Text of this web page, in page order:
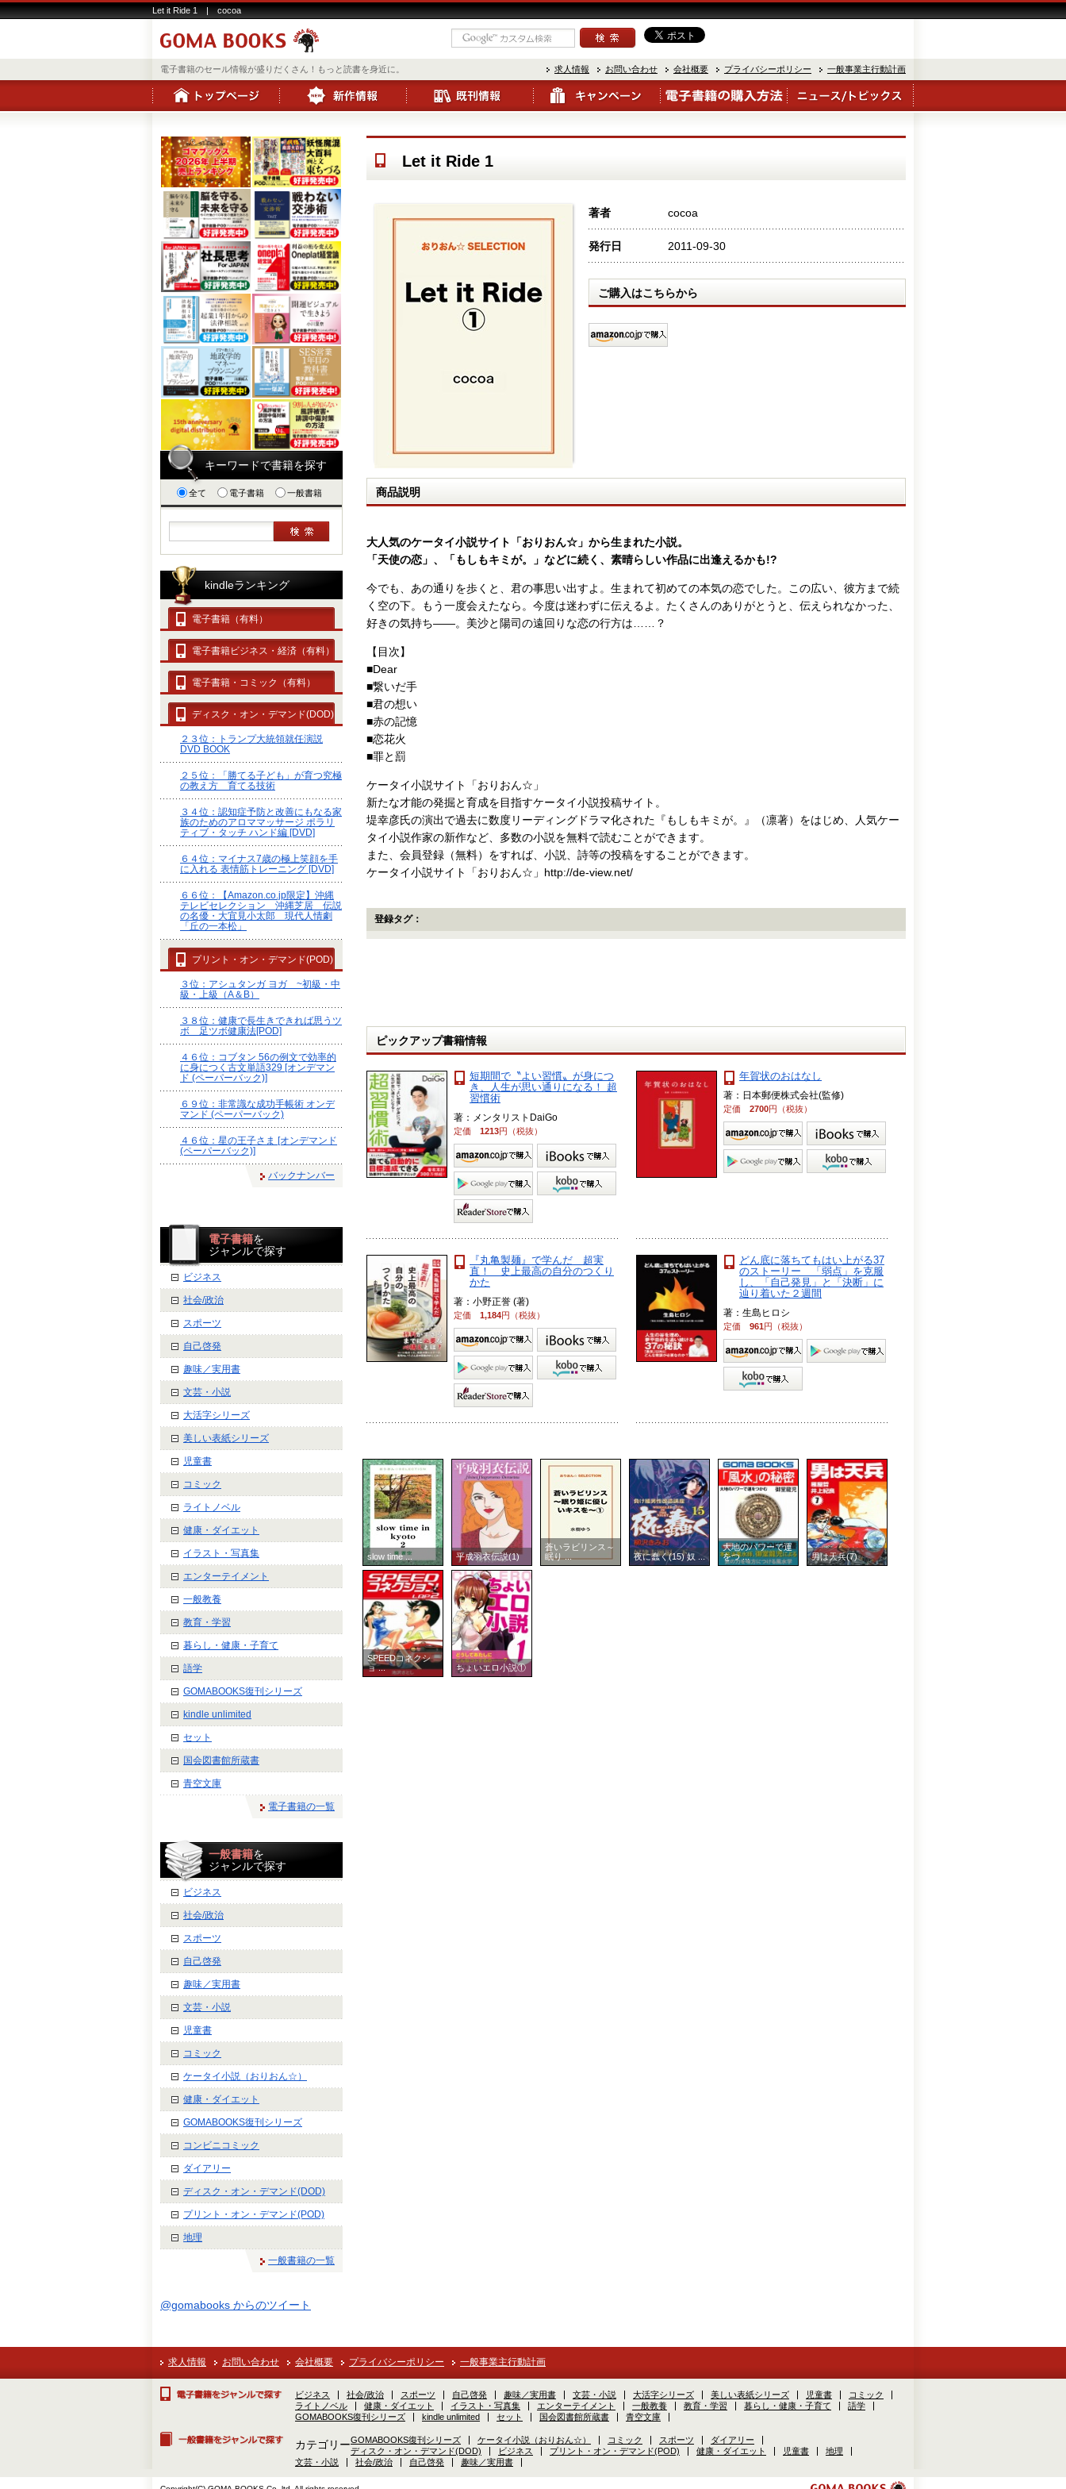
Let it Ride 1 | cocoa
電子書籍のセール情報が盛りだくさん！もっと読書を身近に。 求人情報 お問い合わせ 会社概要 プライバシーポリシー 一般事業主行動計画
Let it Ride 1
著者 cocoa
発行日 2011-09-30
ご購入はこちらから
商品説明
大人気のケータイ小説サイト「おりおん☆」から生まれた小説。
「天使の恋」、「もしもキミが。」などに続く、素晴らしい作品に出逢えるかも!?
今でも、あの通りを歩くと、君の事思い出すよ。生まれて初めての本気の恋でした。この広い、彼方まで続
く空の下。もう一度会えたなら。今度は迷わずに伝えるよ。たくさんのありがとうと、伝えられなかった、
好きの気持ち――。美沙と陽司の遠回りな恋の行方は……？
【目次】
■Dear
■繋いだ手
■君の想い
■赤の記憶
■恋花火
■罪と罰
ケータイ小説サイト「おりおん☆」
新たな才能の発掘と育成を目指すケータイ小説投稿サイト。
堤幸彦氏の演出で過去に数度リーディングドラマ化された『もしもキミが。』（凛著）をはじめ、人気ケー
タイ小説作家の新作など、多数の小説を無料で読むことができます。
また、会員登録（無料）をすれば、小説、詩等の投稿をすることができます。
ケータイ小説サイト「おりおん☆」http://de-view.net/
登録タグ：
ピックアップ書籍情報
短期間で〝よい習慣〟が身につ
き、人生が思い通りになる！ 超
習慣術
著：メンタリストDaiGo
定価 1213円（税抜）
年賀状のおはなし
著：日本郵便株式会社(監修)
定価 2700円（税抜）
『丸亀製麺』で学んだ 超実
直！ 史上最高の自分のつくり
かた
著：小野正誉 (著)
定価 1,184円（税抜）
どん底に落ちてもはい上がる37
のストーリー 「弱点」を克服
し、「自己発見」と「決断」に
辿り着いた２週間
著：生島ヒロシ
定価 961円（税抜）
キーワードで書籍を探す
全て 電子書籍 一般書籍
kindleランキング
電子書籍（有料）
電子書籍ビジネス・経済（有料）
電子書籍・コミック（有料）
ディスク・オン・デマンド(DOD)
２３位：トランプ大統領就任演説
DVD BOOK
２５位：「勝てる子ども」が育つ究極
の教え方 育てる技術
３４位：認知症予防と改善にもなる家
族のためのアロママッサージ ポラリ
ティブ・タッチ ハンド編 [DVD]
６４位：マイナス7歳の極上笑顔を手
に入れる 表情筋トレーニング [DVD]
６６位：【Amazon.co.jp限定】沖縄
テレビセレクション 沖縄芝居 伝説
の名優・大宜見小太郎 現代人情劇
「丘の一本松」
プリント・オン・デマンド(POD)
３位：アシュタンガ ヨガ ~初級・中
級・上級（A＆B）
３８位：健康で長生きできれば思うツ
ボ 足ツボ健康法[POD]
４６位：コブタン 56の例文で効率的
に身につく古文単語329 [オンデマン
ド (ペーパーバック)]
６９位：非常識な成功手帳術 オンデ
マンド (ペーパーバック)
４６位：星の王子さま [オンデマンド
(ペーパーバック)]
バックナンバー
電子書籍を
ジャンルで探す
ビジネス
社会/政治
スポーツ
自己啓発
趣味／実用書
文芸・小説
大活字シリーズ
美しい表紙シリーズ
児童書
コミック
ライトノベル
健康・ダイエット
イラスト・写真集
エンターテイメント
一般教養
教育・学習
暮らし・健康・子育て
語学
GOMABOOKS復刊シリーズ
kindle unlimited
セット
国会図書館所蔵書
青空文庫
電子書籍の一覧
一般書籍を
ジャンルで探す
ビジネス
社会/政治
スポーツ
自己啓発
趣味／実用書
文芸・小説
児童書
コミック
ケータイ小説（おりおん☆）
健康・ダイエット
GOMABOOKS復刊シリーズ
コンビニコミック
ダイアリー
ディスク・オン・デマンド(DOD)
プリント・オン・デマンド(POD)
地理
一般書籍の一覧
@gomabooks からのツイート
slow time ... 平成羽衣伝説(1)
蒼いラビリンス～
眠り ...
夜に蠢く(15) 奴 ...
大地のパワーで運
をつ ...
男は天兵(7)
SPEEDコネクシ
ョ ...
ちょいエロ小説①
求人情報 お問い合わせ 会社概要 プライバシーポリシー 一般事業主行動計画
ビジネス 社会/政治 スポーツ 自己啓発 趣味／実用書 文芸・小説 大活字シリーズ 美しい表紙シリーズ 児童書
コミック
ライトノベル
健康・ダイエット イラスト・写真集 エンターテイメント 一般教養 教育・学習 暮らし・健康・子育て
語学
GOMABOOKS復刊シリーズ
kindle unlimited セット 国会図書館所蔵書 青空文庫
カテゴリーGOMABOOKS復刊シリーズ ケータイ小説（おりおん☆） コミック スポーツ
ダイアリー
ディスク・オン・デマンド(DOD)
ビジネス プリント・オン・デマンド(POD) 健康・ダイエット 児童書
地理
文芸・小説
社会/政治 自己啓発 趣味／実用書